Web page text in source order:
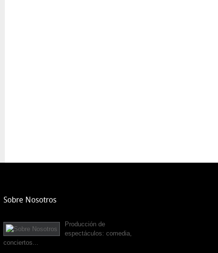
Sobre Nosotros
Producción de
espectáculos: comedia,
conciertos...